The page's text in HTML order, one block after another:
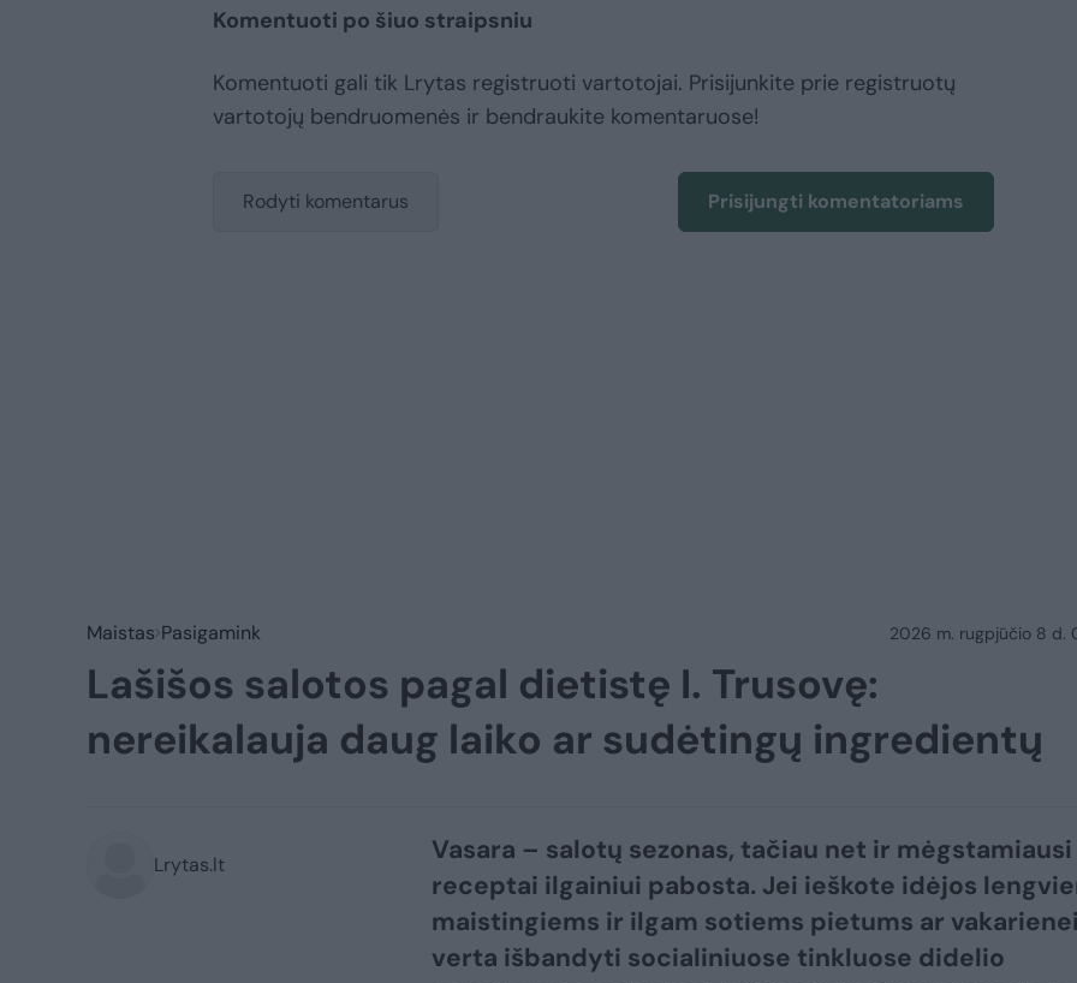
Komentuoti po šiuo straipsniu
Komentuoti gali tik Lrytas registruoti vartotojai. Prisijunkite prie registruotų
vartotojų bendruomenės ir bendraukite komentaruose!
Rodyti komentarus Prisijungti komentatoriams
Maistas Pasigamink 2026 m. rugpjūčio 8 d.
Lašišos salotos pagal dietistę I. Trusovę:
nereikalauja daug laiko ar sudėtingų ingredientų
Lrytas.lt
Vasara – salotų sezonas, tačiau net ir mėgstamiausi
receptai ilgainiui pabosta. Jei ieškote idėjos
maistingiems ir ilgam sotiems pietums ar
verta išbandyti socialiniuose tinkluose didelio